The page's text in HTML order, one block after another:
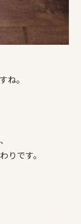
ね。
りです。